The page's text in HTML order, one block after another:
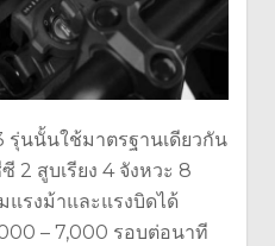
รุ่นนั้นใช้มาตรฐานเดียวกัน
2 สูบเรียง 4 จังหวะ 8
แรงม้าและแรงบิดได้
– 7,000 รอบต่อนาที